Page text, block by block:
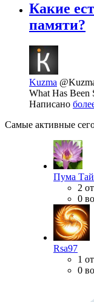
Какие
памяти?
Kuzma
What Has Been
Написано
Самые активные
Пума
2
0
Rsa97
1
0